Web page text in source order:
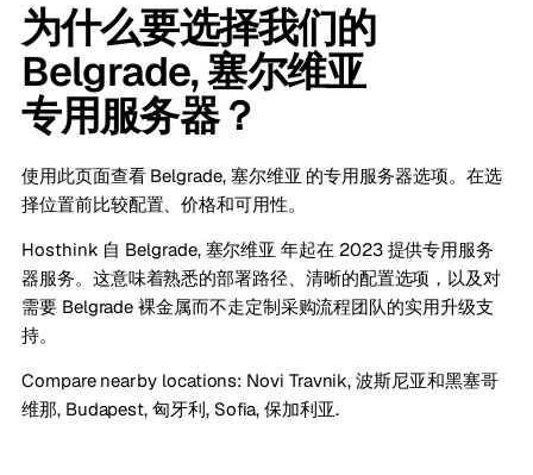
为什么要选择我们的
Belgrade, 塞尔维亚
专用服务器？
使用此页面查看 Belgrade, 塞尔维亚 的专用服务器选项。在选
择位置前比较配置、价格和可用性。
Hosthink 自 Belgrade, 塞尔维亚 年起在 2023 提供专用服务
器服务。这意味着熟悉的部署路径、清晰的配置选项，以及对
需要 Belgrade 裸金属而不走定制采购流程团队的实用升级支
持。
Compare nearby locations: Novi Travnik, 波斯尼亚和黑塞哥
维那, Budapest, 匈牙利, Sofia, 保加利亚.